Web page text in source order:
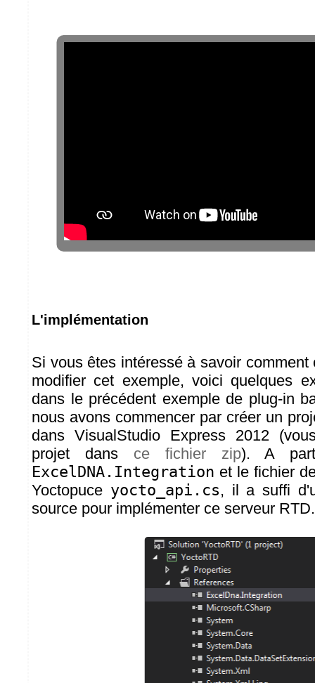
L'implémentation
Si vous êtes intéressé à savoir comment
modifier cet exemple, voici quelques
dans le précédent exemple de plug-in
nous avons commencer par créer un
dans VisualStudio Express 2012
projet dans ce fichier zip). A
ExcelDNA.Integration et le fichier
Yoctopuce yocto_api.cs, il a suffi
source pour implémenter ce serveur RTD.